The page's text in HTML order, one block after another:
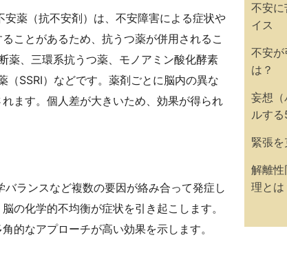
安薬（抗不安剤）は、不安障害による症状や
ことがあるため、抗うつ薬が併用されるこ
薬、三環系抗うつ薬、モノアミン酸化酵素
SSRI）などです。薬剤ごとに脳内の異な
ます。個人差が大きいため、効果が得られ
ランスなど複数の要因が絡み合って発症し
の化学的不均衡が症状を引き起こします。
的なアプローチが高い効果を示します。
不安
イス
不安が
は？
妄想（
ルす
緊張
解離
理とは